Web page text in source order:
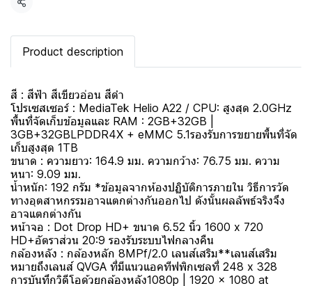
แชร์
Product description
สี : สีฟ้า สีเขียวอ่อน สีดำ
โปรเซสเซอร์ : MediaTek Helio A22 / CPU: สูงสุด 2.0GHz
พื้นที่จัดเก็บข้อมูลและ RAM : 2GB+32GB |
3GB+32GBLPDDR4X + eMMC 5.1รองรับการขยายพื้นที่จัด
เก็บสูงสุด 1TB
ขนาด : ความยาว: 164.9 มม. ความกว้าง: 76.75 มม. ความ
หนา: 9.09 มม.
น้ำหนัก: 192 กรัม *ข้อมูลจากห้องปฏิบัติการภายใน วิธีการวัด
ทางอุตสาหกรรมอาจแตกต่างกันออกไป ดังนั้นผลลัพธ์จริงจึง
อาจแตกต่างกัน
หน้าจอ : Dot Drop HD+ ขนาด 6.52 นิ้ว 1600 x 720
HD+อัตราส่วน 20:9 รองรับระบบไฟกลางคืน
กล้องหลัง : กล้องหลัก 8MPf/2.0 เลนส์เสริม**เลนส์เสริม
หมายถึงเลนส์ QVGA ที่มีแนวแอคทีฟพิกเซลที่ 248 x 328
การบันทึกวิดีโอด้วยกล้องหลัง1080p | 1920 x 1080 at